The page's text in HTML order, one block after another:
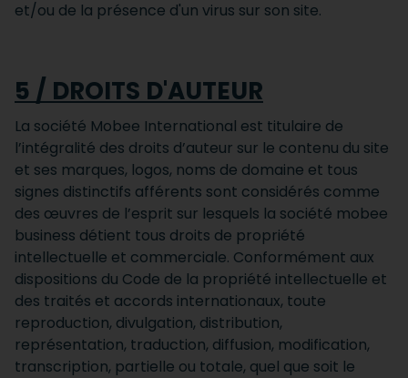
et/ou de la présence d'un virus sur son site.
5 / DROITS D'AUTEUR
La société Mobee International est titulaire de
l’intégralité des droits d’auteur sur le contenu du site
et ses marques, logos, noms de domaine et tous
signes distinctifs afférents sont considérés comme
des œuvres de l’esprit sur lesquels la société mobee
business détient tous droits de propriété
intellectuelle et commerciale. Conformément aux
dispositions du Code de la propriété intellectuelle et
des traités et accords internationaux, toute
reproduction, divulgation, distribution,
représentation, traduction, diffusion, modification,
transcription, partielle ou totale, quel que soit le